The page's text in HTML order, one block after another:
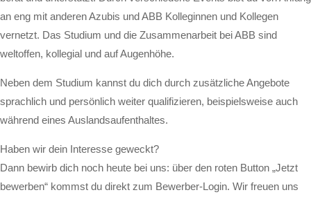
an eng mit anderen Azubis und ABB Kolleginnen und Kollegen
vernetzt. Das Studium und die Zusammenarbeit bei ABB sind
weltoffen, kollegial und auf Augenhöhe.
Neben dem Studium kannst du dich durch zusätzliche Angebote
sprachlich und persönlich weiter qualifizieren, beispielsweise auch
während eines Auslandsaufenthaltes.
Haben wir dein Interesse geweckt?
Dann bewirb dich noch heute bei uns: über den roten Button „Jetzt
bewerben“ kommst du direkt zum Bewerber-Login. Wir freuen uns